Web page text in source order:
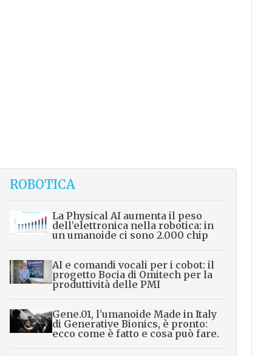
ROBOTICA
La Physical AI aumenta il peso
dell’elettronica nella robotica: in
un umanoide ci sono 2.000 chip
AI e comandi vocali per i cobot: il
progetto Bocia di Omitech per la
produttività delle PMI
Gene.01, l’umanoide Made in Italy
di Generative Bionics, è pronto:
ecco come è fatto e cosa può fare.